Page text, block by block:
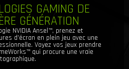
GAMING DE
GÉNÉRATION
NVIDIA Ansel™, prenez et
d’écran en plein jeu avec une
Voyez vos jeux prendre
qui procure une vraie